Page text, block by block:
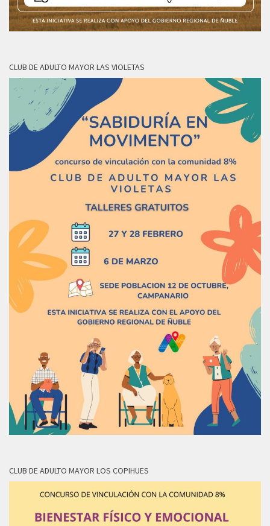
CLUB DE ADULTO MAYOR LAS VIOLETAS
CLUB DE ADULTO MAYOR LOS COPIHUES